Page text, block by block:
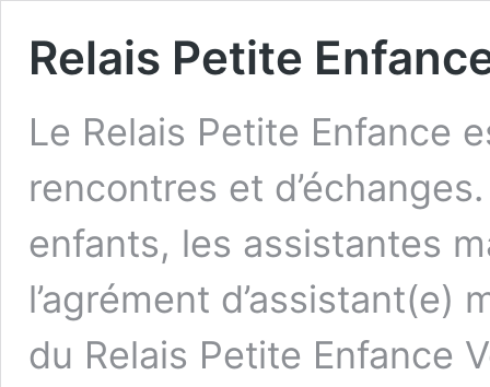
Relais Petite
Le Relais Petite Enfance
rencontres et
enfants, les assistantes
l’agrément
du Relais Petite Enfance